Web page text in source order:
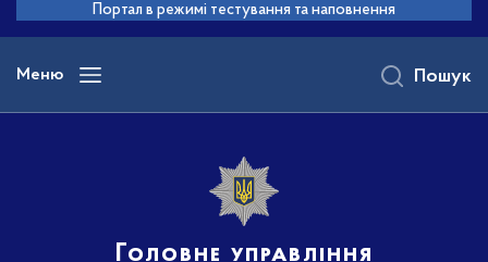
основного
вмісту
Портал в режимі тестування та наповнення
Меню
Головне управління
Пошук